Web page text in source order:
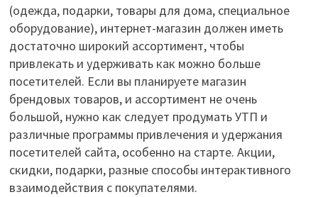
(одежда, подарки, товары для дома, специальное
оборудование), интернет-магазин должен иметь
достаточно широкий ассортимент, чтобы
привлекать и удерживать как можно больше
посетителей. Если вы планируете магазин
брендовых товаров, и ассортимент не очень
большой, нужно как следует продумать УТП и
различные программы привлечения и удержания
посетителей сайта, особенно на старте. Акции,
скидки, подарки, разные способы интерактивного
взаимодействия с покупателями.